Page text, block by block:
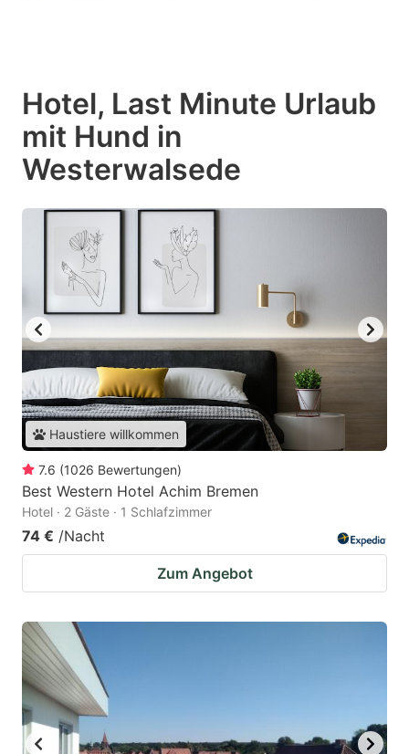
Hotel, Last Minute Urlaub
mit Hund in
Westerwalsede
Haustiere willkommen
7.6 (1026 Bewertungen)
Best Western Hotel Achim Bremen
Hotel · 2 Gäste · 1 Schlafzimmer
74 € /Nacht
Zum Angebot